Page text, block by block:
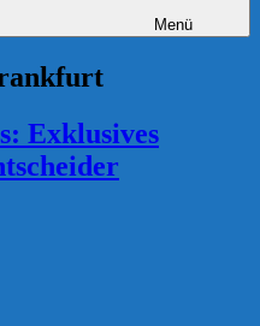
Menü
Exklusives